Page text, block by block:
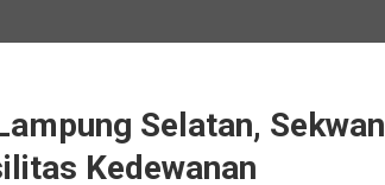
Selatan, Sekwan
Kedewanan